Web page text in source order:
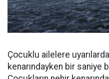
Çocuklu ailelere
kenarındayken bir saniye